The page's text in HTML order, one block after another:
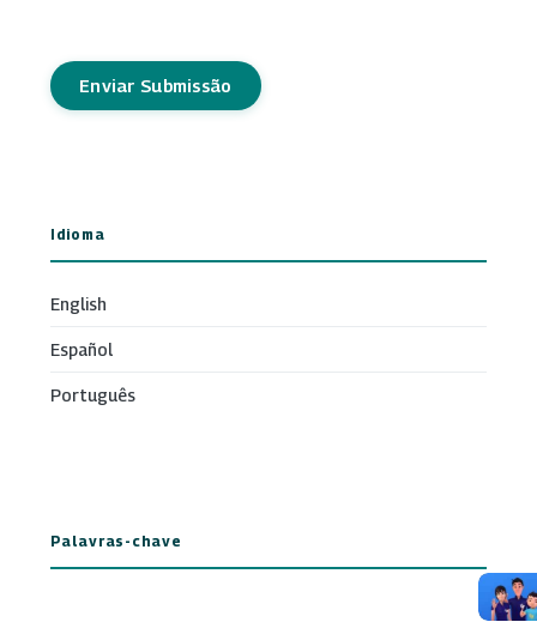
Enviar Submissão
Idioma
English
Español
Português
Palavras-chave